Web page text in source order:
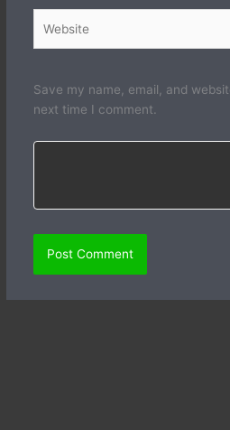
Save my name, email, and
next time I comment.